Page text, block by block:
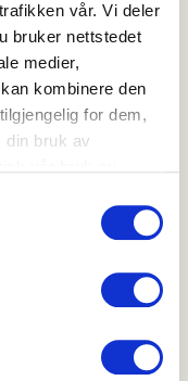
vår. Vi deler
bruker nettstedet
medier,
kombinere den
for dem,
din bruk av
Ginger
Gingembre
Jengibre